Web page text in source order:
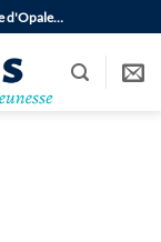
d'Opale…